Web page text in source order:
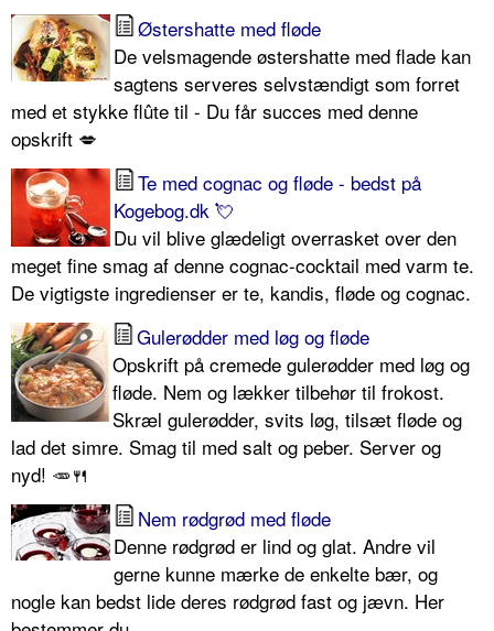
Østershatte med fløde
De velsmagende østershatte med flade kan
sagtens serveres selvstændigt som forret
med et stykke flûte til - Du får succes med denne
opskrift 💋
Te med cognac og fløde - bedst på
Kogebog.dk 💘
Du vil blive glædeligt overrasket over den
meget fine smag af denne cognac-cocktail med varm te.
De vigtigste ingredienser er te, kandis, fløde og cognac.
Gulerødder med løg og fløde
Opskrift på cremede gulerødder med løg og
fløde. Nem og lækker tilbehør til frokost.
Skræl gulerødder, svits løg, tilsæt fløde og
lad det simre. Smag til med salt og peber. Server og
nyd! 🥕🍴
Nem rødgrød med fløde
Denne rødgrød er lind og glat. Andre vil
gerne kunne mærke de enkelte bær, og
nogle kan bedst lide deres rødgrød fast og jævn. Her